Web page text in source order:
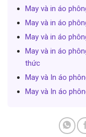
May và in áo
May và in áo
May và in áo
May và in áo
thức
May và In áo
May và In áo